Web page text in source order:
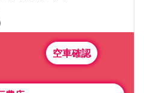
空車確認